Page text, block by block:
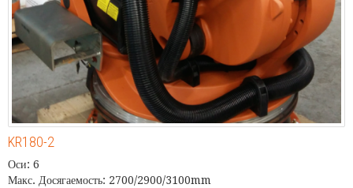
KR180-2
Оси: 6
Макс. Досягаемость: 2700/2900/3100mm